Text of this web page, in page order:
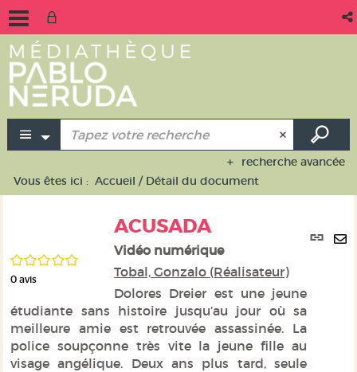
recherche avancée
Vous êtes ici : Accueil / Détail du document
/5
0 avis
ACUSADA
Vidéo numérique
Tobal, Gonzalo (Réalisateur)
Dolores Dreier est une jeune
étudiante sans histoire jusqu’au jour où sa
meilleure amie est retrouvée assassinée. La
police soupçonne très vite la jeune fille au
visage angélique. Deux ans plus tard, seule